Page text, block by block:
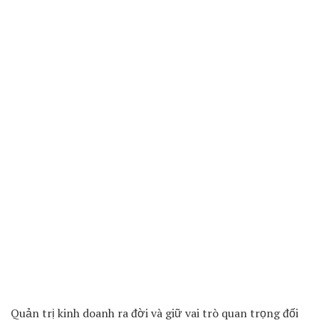
Quản trị kinh doanh ra đời và giữ vai trò quan trọng đối